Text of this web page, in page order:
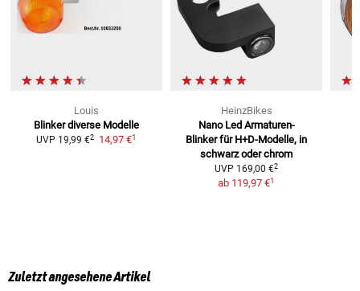
Louis
Blinker diverse Modelle
UVP 19,99 €2 14,97 €1
HeinzBikes
Nano Led Armaturen-
Blinker für H+D-Modelle, in
schwarz oder chrom
UVP 169,00 €2
ab 119,97 €1
Zuletzt angesehene Artikel